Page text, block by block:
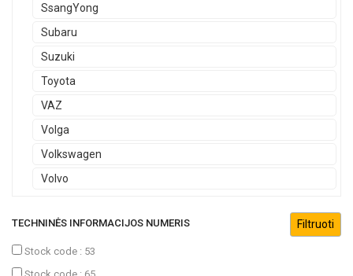
SsangYong
Subaru
Suzuki
Toyota
VAZ
Volga
Volkswagen
Volvo
TECHNINĖS INFORMACIJOS NUMERIS
Stock code : 53